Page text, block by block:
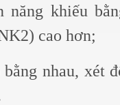
năng khiếu
cao hơn;
nhau, xét